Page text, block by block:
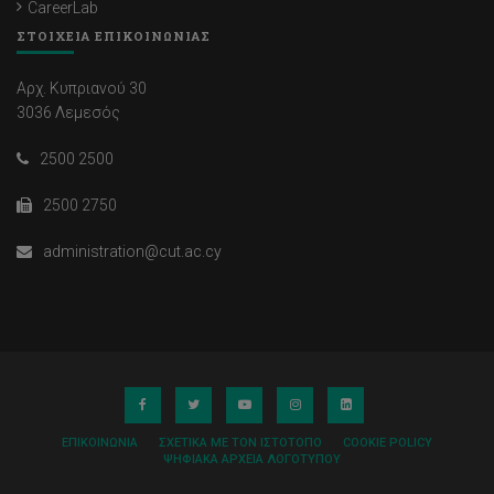
CareerLab
ΣΤΟΙΧΕΙΑ ΕΠΙΚΟΙΝΩΝΙΑΣ
Αρχ. Κυπριανού 30
3036 Λεμεσός
2500 2500
2500 2750
administration@cut.ac.cy
ΕΠΙΚΟΙΝΩΝΊΑ ΣΧΕΤΙΚΆ ΜΕ ΤΟΝ ΙΣΤΌΤΟΠΟ
COOKIE POLICY
ΨΗΦΙΑΚΆ ΑΡΧΕΊΑ ΛΟΓΌΤΥΠΟΥ